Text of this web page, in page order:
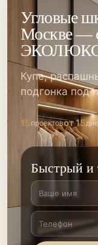
Угловые
Москве —
Купе,
подгонка под
15проектовот 15
Быстрый и